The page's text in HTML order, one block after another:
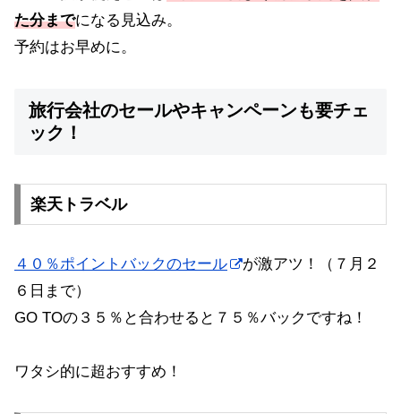
た分までになる見込み。
予約はお早めに。
旅行会社のセールやキャンペーンも要チェ
ック！
楽天トラベル
４０％ポイントバックのセール
が激アツ！（７月２
６日まで）
GO TOの３５％と合わせると７５％バックですね！
ワタシ的に超おすすめ！